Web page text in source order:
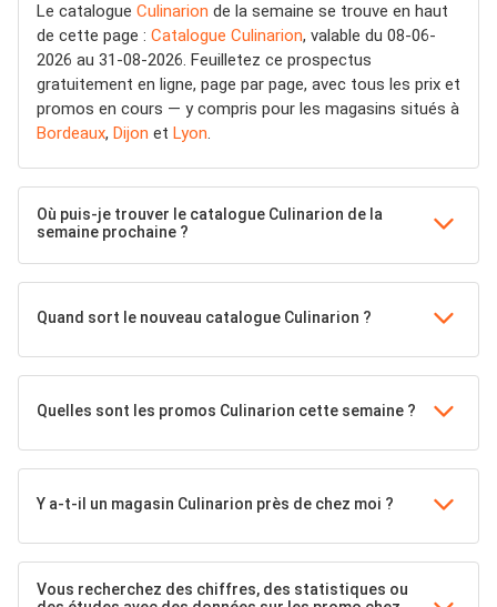
Le catalogue Culinarion de la semaine se trouve en haut
de cette page : Catalogue Culinarion, valable du 08-06-
2026 au 31-08-2026. Feuilletez ce prospectus
gratuitement en ligne, page par page, avec tous les prix et
promos en cours — y compris pour les magasins situés à
Bordeaux, Dijon et Lyon.
Où puis-je trouver le catalogue Culinarion de la
semaine prochaine ?
Quand sort le nouveau catalogue Culinarion ?
Quelles sont les promos Culinarion cette semaine ?
Y a-t-il un magasin Culinarion près de chez moi ?
Vous recherchez des chiffres, des statistiques ou